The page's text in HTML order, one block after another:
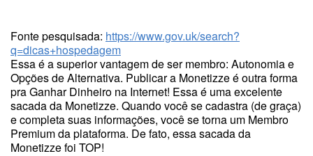
Fonte pesquisada: https://www.gov.uk/search?
q=dicas+hospedagem
Essa é a superior vantagem de ser membro: Autonomia e
Opções de Alternativa. Publicar a Monetizze é outra forma
pra Ganhar Dinheiro na Internet! Essa é uma excelente
sacada da Monetizze. Quando você se cadastra (de graça)
e completa suas informações, você se torna um Membro
Premium da plataforma. De fato, essa sacada da
Monetizze foi TOP!